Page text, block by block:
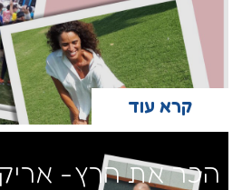
קרא עוד
הכר את הרץ- אריק